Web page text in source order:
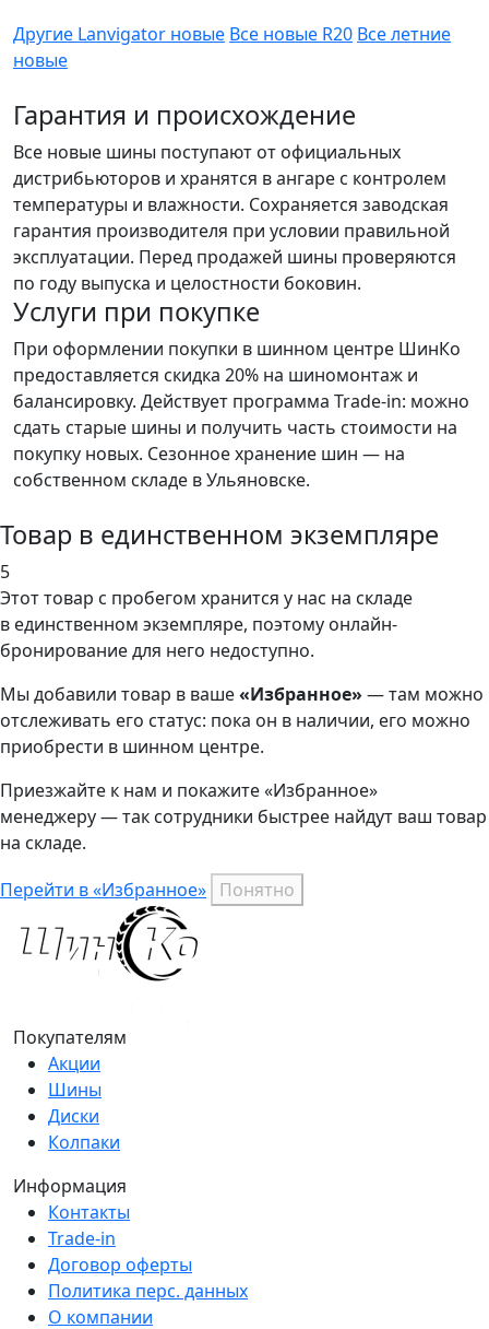
Другие Lanvigator новые Все новые R20 Все летние
новые
Гарантия и происхождение
Все новые шины поступают от официальных
дистрибьюторов и хранятся в ангаре с контролем
температуры и влажности. Сохраняется заводская
гарантия производителя при условии правильной
эксплуатации. Перед продажей шины проверяются
по году выпуска и целостности боковин.
Услуги при покупке
При оформлении покупки в шинном центре ШинКо
предоставляется скидка 20% на шиномонтаж и
балансировку. Действует программа Trade-in: можно
сдать старые шины и получить часть стоимости на
покупку новых. Сезонное хранение шин — на
собственном складе в Ульяновске.
Товар в единственном экземпляре
5
Этот товар с пробегом хранится у нас на складе
в единственном экземпляре, поэтому онлайн-
бронирование для него недоступно.
Мы добавили товар в ваше«Избранное» — там можно
отслеживать его статус: пока он в наличии, его можно
приобрести в шинном центре.
Приезжайте к нам и покажите «Избранное»
менеджеру — так сотрудники быстрее найдут ваш товар
на складе.
Перейти в «Избранное» Понятно
Покупателям
Акции
Шины
Диски
Колпаки
Информация
Контакты
Trade-in
Договор оферты
Политика перс. данных
О компании